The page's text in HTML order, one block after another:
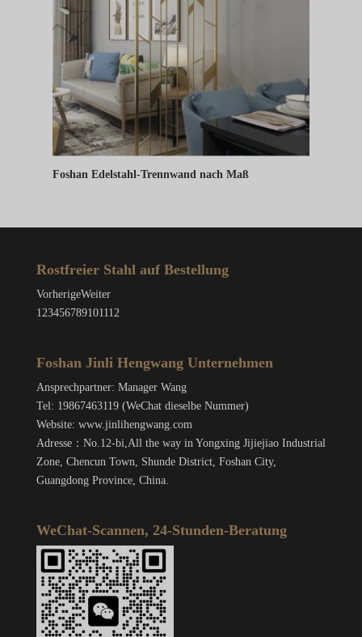
Foshan Edelstahl-Trennwand nach Maß
Rostfreier Stahl auf Bestellung
VorherigeWeiter
1 234567891011 12
Foshan Jinli Hengwang Unternehmen
Ansprechpartner: Manager Wang
Tel: 19867463119 (WeChat dieselbe Nummer)
Website: www.jinlihengwang.com
Adresse：No.12-bi,All the way in Yongxing Jijiejiao Industrial
Zone, Chencun Town, Shunde District, Foshan City,
Guangdong Province, China.
WeChat-Scannen, 24-Stunden-Beratung